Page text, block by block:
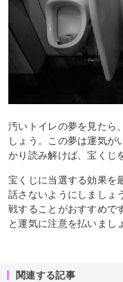
汚いトイレの夢を見たら
しょう。この夢は運気が
かり読み解けば、宝くじ
宝くじに当選する効果を
話さないようにしましょ
戦することがおすすめで
と運気に注意を払いまし
関連する記事